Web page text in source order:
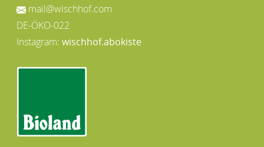
mail@wischhof.com
DE-ÖKO-022
Instagram: wischhof.abokiste